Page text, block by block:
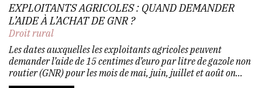
EXPLOITANTS AGRICOLES : QUAND DEMANDER
L’AIDE À L’ACHAT DE GNR ?
Droit rural
Les dates auxquelles les exploitants agricoles peuvent
demander l’aide de 15 centimes d’euro par litre de gazole non
routier (GNR) pour les mois de mai, juin, juillet et août on...